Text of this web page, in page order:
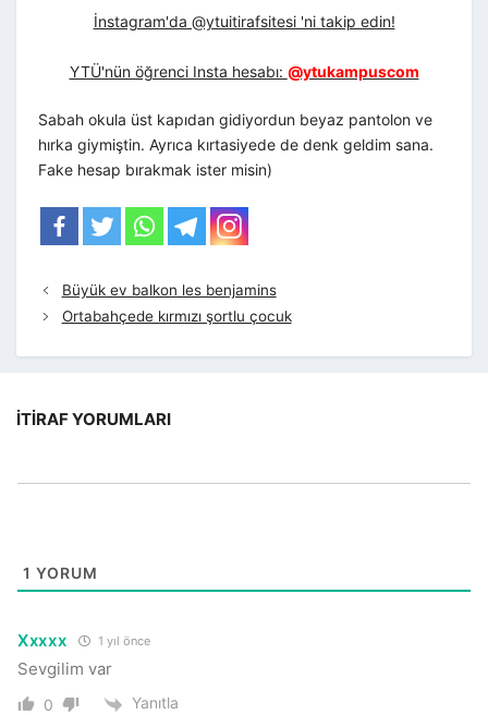
İnstagram'da @ytuitirafsitesi 'ni takip edin!
YTÜ'nün öğrenci Insta hesabı: @ytukampuscom
Sabah okula üst kapıdan gidiyordun beyaz pantolon ve
hırka giymiştin. Ayrıca kırtasiyede de denk geldim sana.
Fake hesap bırakmak ister misin)
Büyük ev balkon les benjamins
Ortabahçede kırmızı şortlu çocuk
İTIRAF YORUMLARI
1 YORUM
Xxxxx 1 yıl önce
Sevgilim var
0 Yanıtla